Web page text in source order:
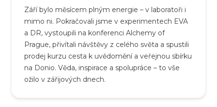
Září bylo měsícem plným energie – v laboratoři i
mimo ni. Pokračovali jsme v experimentech EVA
a DR, vystoupili na konferenci Alchemy of
Prague, přivítali návštěvy z celého světa a spustili
prodej kurzu cesta k uvědomění a veřejnou sbírku
na Donio. Věda, inspirace a spolupráce – to vše
ožilo v zářijových dnech.